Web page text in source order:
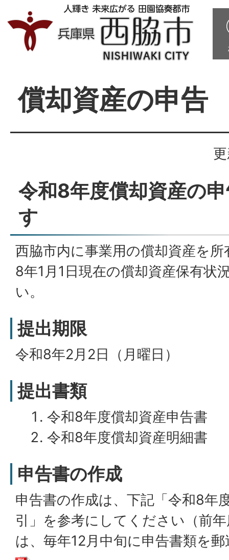
償却資産の申告
令和8年度償却資産の
す
西脇市内に事業用の償却資産を
8年1月1日現在の償却資産保有状
い。
提出期限
令和8年2月2日（月曜日）
提出書類
令和8年度償却資産申告書
令和8年度償却資産明細書
申告書の作成
申告書の作成は、下記「令和8年
引」を参考にしてください（前
は、毎年12月中旬に申告書類を